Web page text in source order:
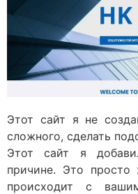
Этот сайт я не
сложного, сделать
Этот сайт я
причине. Это просто
происходит с